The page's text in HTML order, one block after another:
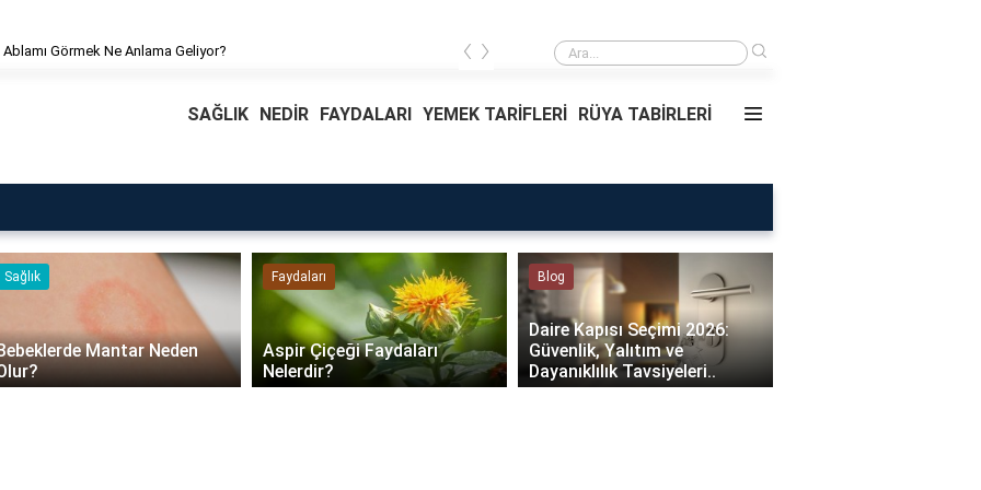
Rüyada Ablamı Görmek Ne Anlama Geliyor? Rüyada Ablamı Görmek Ne Anlama
‹ ›
SAĞLIK NEDİR FAYDALARI YEMEK TARİFLERİ RÜYA TABİRLERİ
Mantar Neden
Faydaları
Aspir Çiçeği Faydaları
Nelerdir?
Blog
Daire Kapısı Seçimi 2026:
Güvenlik, Yalıtım ve
Dayanıklılık Tavsiyeleri..
Rüya Tabirleri
Rüyada Ablamı Görmek Ne
Anlama Geliyor?